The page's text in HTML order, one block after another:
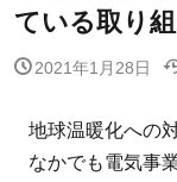
ている取り
2021年1月28日
地球温暖化への
なかでも電気事